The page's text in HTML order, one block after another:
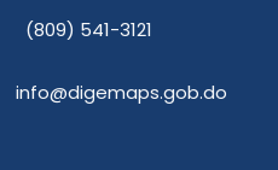
(809) 541-3121
info@digemaps.gob.do